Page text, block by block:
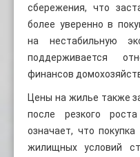
сбережения, что
более уверенно в
на нестабильную
поддерживается
финансов
Цены на жилье также
после резкого
означает, что
жилищных условий